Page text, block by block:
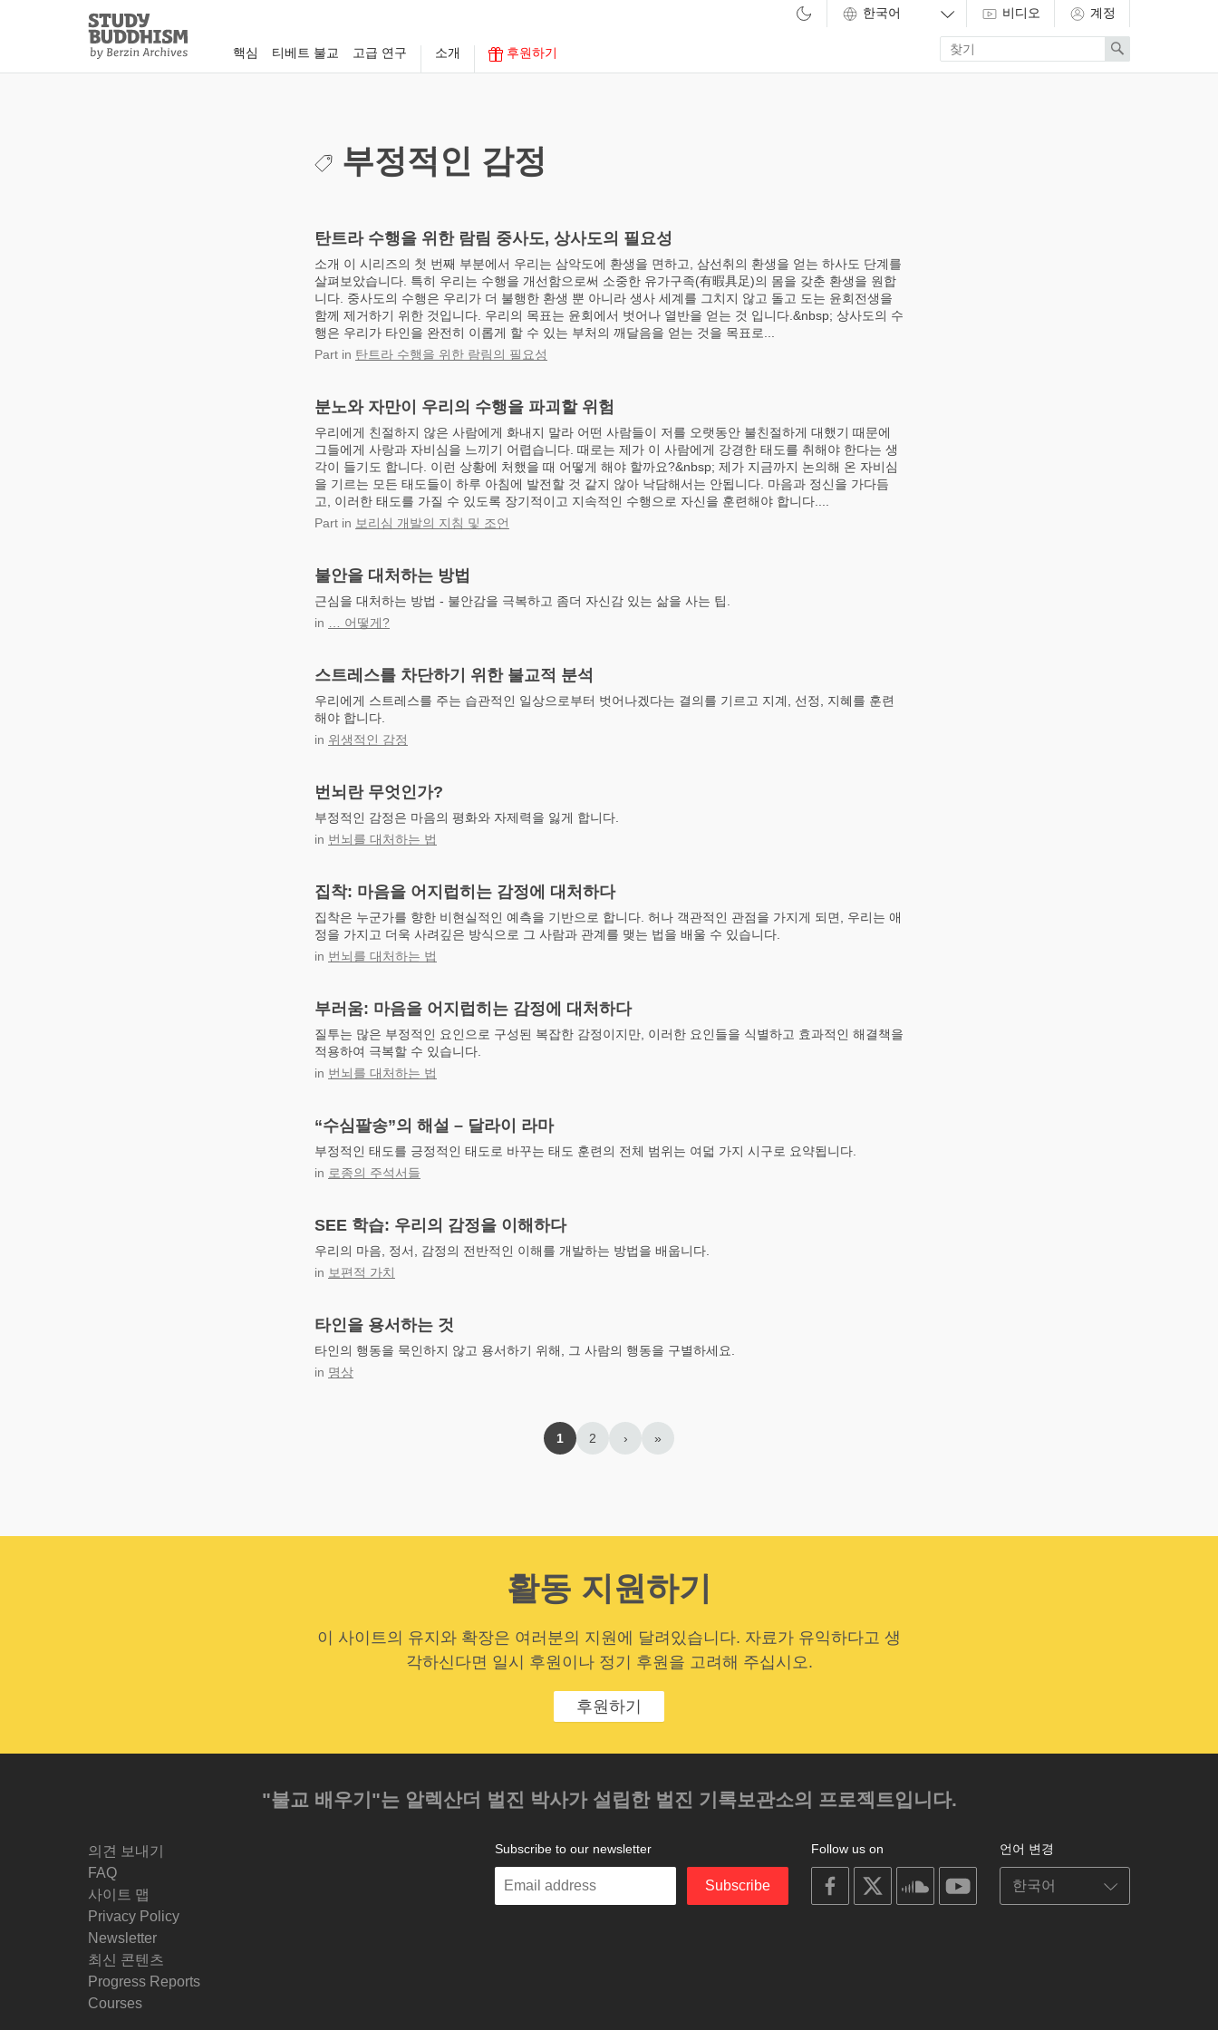
Study
Buddhism
Home
핵심 티베트 불교 고급 연구 소개 후원하기
비디오 계정
Enter
search
term
Search
부정적인 감정
탄트라 수행을 위한 람림 중사도, 상사도의 필요성
소개 이 시리즈의 첫 번째 부분에서 우리는 삼악도에 환생을 면하고, 삼선취의 환생을 얻는 하사도 단계를
살펴보았습니다. 특히 우리는 수행을 개선함으로써 소중한 유가구족(有暇具足)의 몸을 갖춘 환생을 원합
니다. 중사도의 수행은 우리가 더 불행한 환생 뿐 아니라 생사 세계를 그치지 않고 돌고 도는 윤회전생을
함께 제거하기 위한 것입니다. 우리의 목표는 윤회에서 벗어나 열반을 얻는 것 입니다.&nbsp; 상사도의 수
행은 우리가 타인을 완전히 이롭게 할 수 있는 부처의 깨달음을 얻는 것을 목표로...
Part in 탄트라 수행을 위한 람림의 필요성
분노와 자만이 우리의 수행을 파괴할 위험
우리에게 친절하지 않은 사람에게 화내지 말라 어떤 사람들이 저를 오랫동안 불친절하게 대했기 때문에
그들에게 사랑과 자비심을 느끼기 어렵습니다. 때로는 제가 이 사람에게 강경한 태도를 취해야 한다는 생
각이 들기도 합니다. 이런 상황에 처했을 때 어떻게 해야 할까요?&nbsp; 제가 지금까지 논의해 온 자비심
을 기르는 모든 태도들이 하루 아침에 발전할 것 같지 않아 낙담해서는 안됩니다. 마음과 정신을 가다듬
고, 이러한 태도를 가질 수 있도록 장기적이고 지속적인 수행으로 자신을 훈련해야 합니다....
Part in 보리심 개발의 지침 및 조언
불안을 대처하는 방법
근심을 대처하는 방법 - 불안감을 극복하고 좀더 자신감 있는 삶을 사는 팁.
in
… 어떻게?
스트레스를 차단하기 위한 불교적 분석
우리에게 스트레스를 주는 습관적인 일상으로부터 벗어나겠다는 결의를 기르고 지계, 선정, 지혜를 훈련
해야 합니다.
in 위생적인 감정
번뇌란 무엇인가?
부정적인 감정은 마음의 평화와 자제력을 잃게 합니다.
in 번뇌를 대처하는 법
집착: 마음을 어지럽히는 감정에 대처하다
집착은 누군가를 향한 비현실적인 예측을 기반으로 합니다. 허나 객관적인 관점을 가지게 되면, 우리는 애
정을 가지고 더욱 사려깊은 방식으로 그 사람과 관계를 맺는 법을 배울 수 있습니다.
in 번뇌를 대처하는 법
부러움: 마음을 어지럽히는 감정에 대처하다
질투는 많은 부정적인 요인으로 구성된 복잡한 감정이지만, 이러한 요인들을 식별하고 효과적인 해결책을
적용하여 극복할 수 있습니다.
in 번뇌를 대처하는 법
“수심팔송”의 해설 – 달라이 라마
부정적인 태도를 긍정적인 태도로 바꾸는 태도 훈련의 전체 범위는 여덟 가지 시구로 요약됩니다.
in 로종의 주석서들
SEE 학습: 우리의 감정을 이해하다
우리의 마음, 정서, 감정의 전반적인 이해를 개발하는 방법을 배웁니다.
in 보편적 가치
타인을 용서하는 것
타인의 행동을 묵인하지 않고 용서하기 위해, 그 사람의 행동을 구별하세요.
in 명상
1 2 › »
활동 지원하기
이 사이트의 유지와 확장은 여러분의 지원에 달려있습니다. 자료가 유익하다고 생
각하신다면 일시 후원이나 정기 후원을 고려해 주십시오.
후원하기
"불교 배우기"는 알렉산더 벌진 박사가 설립한 벌진 기록보관소의 프로젝트입니다.
의견 보내기
FAQ
사이트 맵
Privacy Policy
Newsletter
최신 콘텐츠
Progress Reports
Courses
언어 변경
Follow us on
on
facebook
soundcloudyoutube
Subscribe to our newsletter
Enter
Subscribe